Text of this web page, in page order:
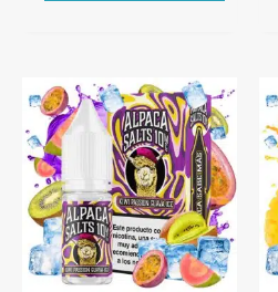
Rango
de
precios:
desde
4,16 €
hasta
4,81 €
Este
producto
tiene
múltiples
variantes.
Las